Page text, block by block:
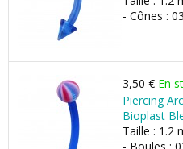
- Cônes :
3,50 € En
Piercing
Bioplast
Taille : 1.2